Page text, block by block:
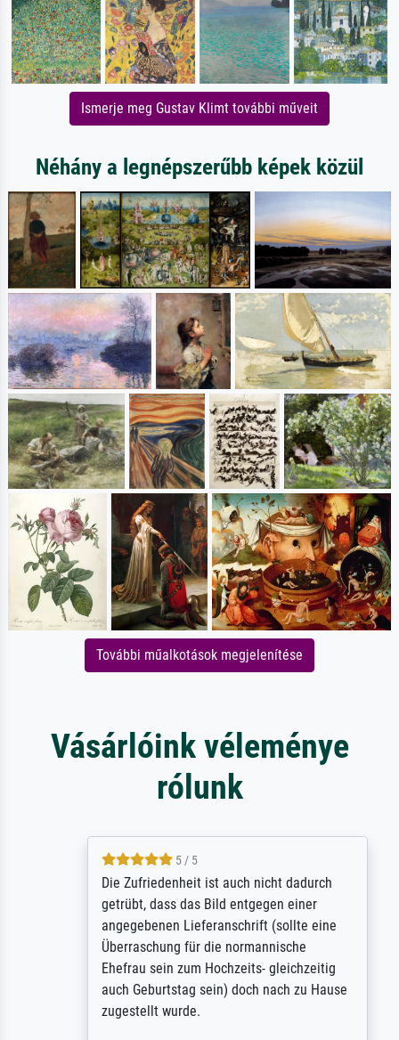
Ismerje meg Gustav Klimt további műveit
Néhány a legnépszerűbb képek közül
További műalkotások megjelenítése
Vásárlóink véleménye
rólunk
5 / 5
Die Zufriedenheit ist auch nicht dadurch
getrübt, dass das Bild entgegen einer
angegebenen Lieferanschrift (sollte eine
Überraschung für die normannische
Ehefrau sein zum Hochzeits- gleichzeitig
auch Geburtstag sein) doch nach zu Hause
zugestellt wurde.